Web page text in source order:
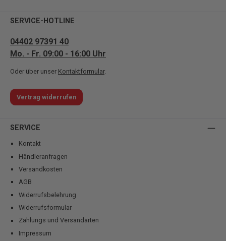
SERVICE-HOTLINE
04402 97391 40
Mo. - Fr. 09:00 - 16:00 Uhr
Oder über unser Kontaktformular.
Vertrag widerrufen
SERVICE
Kontakt
Händleranfragen
Versandkosten
AGB
Widerrufsbelehrung
Widerrufsformular
Zahlungs und Versandarten
Impressum